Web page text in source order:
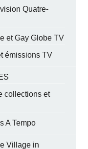
Quatre-
et Gay Globe TV
émissions TV
collections et
A Tempo
Village in